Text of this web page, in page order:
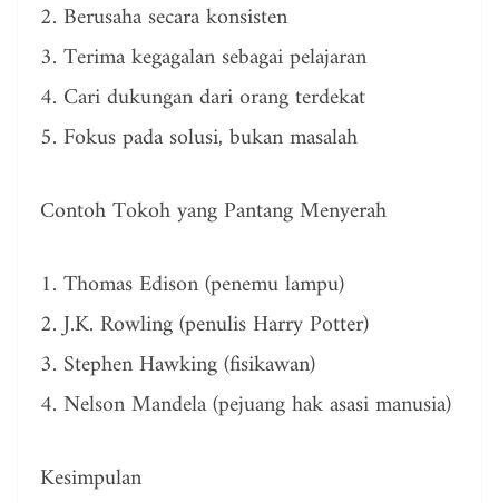
2. Berusaha secara konsisten
3. Terima kegagalan sebagai pelajaran
4. Cari dukungan dari orang terdekat
5. Fokus pada solusi, bukan masalah
Contoh Tokoh yang Pantang Menyerah
1. Thomas Edison (penemu lampu)
2. J.K. Rowling (penulis Harry Potter)
3. Stephen Hawking (fisikawan)
4. Nelson Mandela (pejuang hak asasi manusia)
Kesimpulan